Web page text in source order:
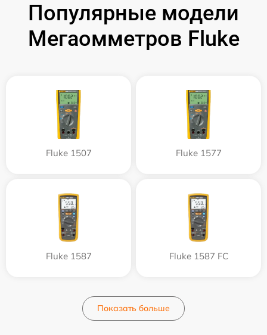
Популярные модели
Мегаомметров Fluke
Fluke 1507 Fluke 1577
Fluke 1587 Fluke 1587 FC
Показать больше